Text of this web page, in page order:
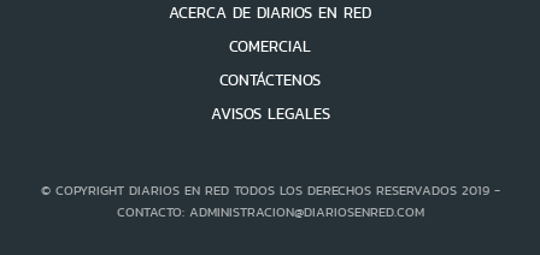
ACERCA DE DIARIOS EN RED
COMERCIAL
CONTÁCTENOS
AVISOS LEGALES
© COPYRIGHT DIARIOS EN RED TODOS LOS DERECHOS RESERVADOS 2019 -
CONTACTO: ADMINISTRACION@DIARIOSENRED.COM